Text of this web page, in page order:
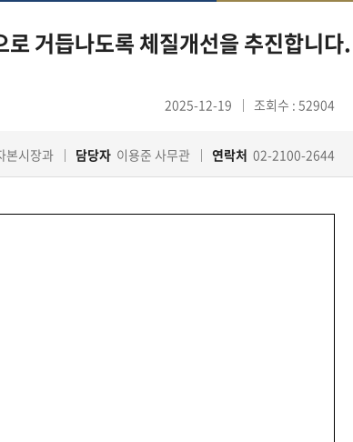
거듭나도록 체질개선을 추진합니다.
2025-12-19 조회수 : 52904
본시장과 담당자 이용준 사무관 연락처 02-2100-2644